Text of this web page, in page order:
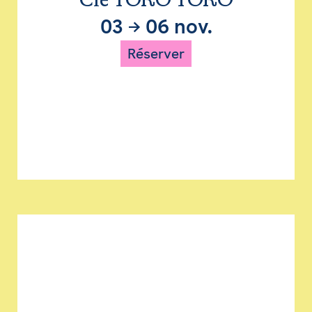
03 → 06 nov.
Réserver